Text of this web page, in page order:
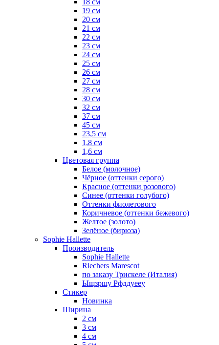
18 см
19 см
20 см
21 см
22 см
23 см
24 см
25 см
26 см
27 см
28 см
30 см
32 см
37 см
45 см
23,5 см
1,8 см
1,6 см
Цветовая группа
Белое (молочное)
Чёрное (оттенки серого)
Красное (оттенки розового)
Синее (оттенки голубого)
Оттенки фиолетового
Коричневое (оттенки бежевого)
Желтое (золото)
Зелёное (бирюза)
Sophie Hallette
Производитель
Sophie Hallette
Riechers Marescot
по заказу Трискеле (Италия)
Ыщзршу Рфддуееу
Стикер
Новинка
Ширина
2 см
3 см
4 см